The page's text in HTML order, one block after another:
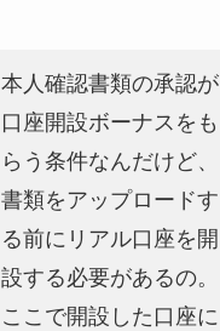
本人確認書類の承認が
口座開設ボーナスをも
らう条件なんだけど、
書類をアップロードす
る前にリアル口座を開
設する必要があるの。
ここで開設した口座に